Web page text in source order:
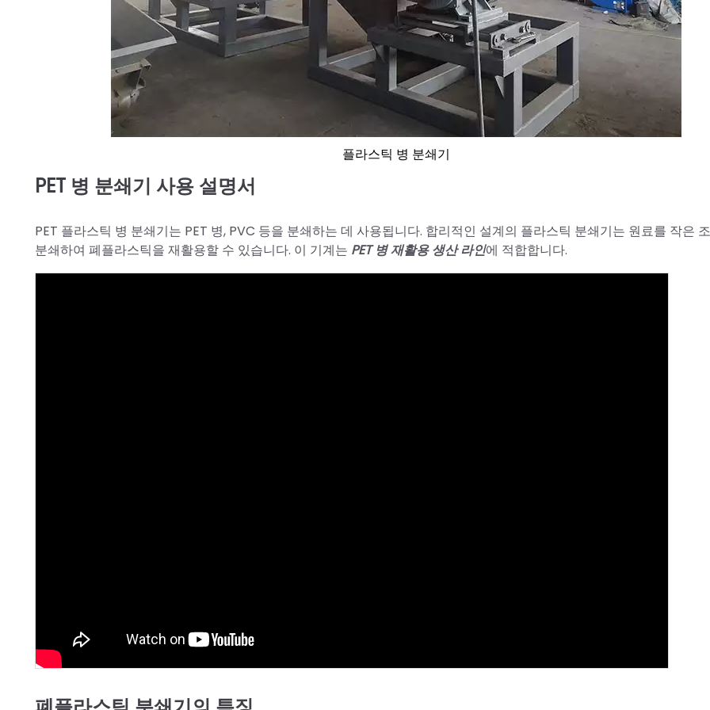
플라스틱 병 분쇄기
PET 병 분쇄기 사용 설명서
PET 플라스틱 병 분쇄기는 PET 병, PVC 등을 분쇄하는 데 사용됩니다. 합리적인 설계의 플라스틱 분쇄기는 원료를 작은
분쇄하여 폐플라스틱을 재활용할 수 있습니다. 이 기계는 PET 병 재활용 생산 라인에 적합합니다.